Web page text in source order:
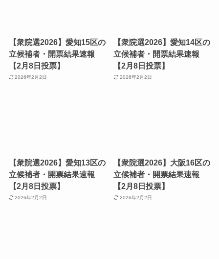
【衆院選2026】愛知15区の
立候補者・開票結果速報
【2月8日投票】
2026年2月2日
【衆院選2026】愛知14区の
立候補者・開票結果速報
【2月8日投票】
2026年2月2日
【衆院選2026】愛知13区の
立候補者・開票結果速報
【2月8日投票】
2026年2月2日
【衆院選2026】大阪16区の
立候補者・開票結果速報
【2月8日投票】
2026年2月2日